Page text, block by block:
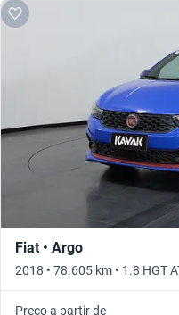
Fiat • Argo
2018 • 78.605 km • 1.8 HGT
Preço a partir de